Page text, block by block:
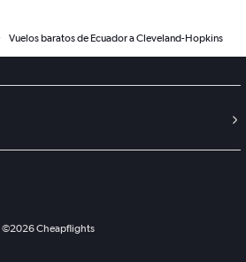
Vuelos baratos de Ecuador a Cleveland-Hopkins
©2026Cheapflights